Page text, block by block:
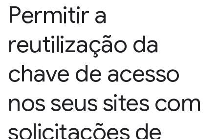
Permitir a
reutilização da
chave de acesso
nos seus sites com
solicitações de